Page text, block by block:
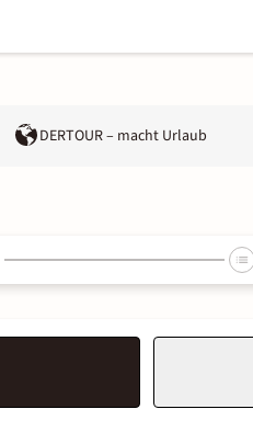
DERTOUR – macht Urlaub